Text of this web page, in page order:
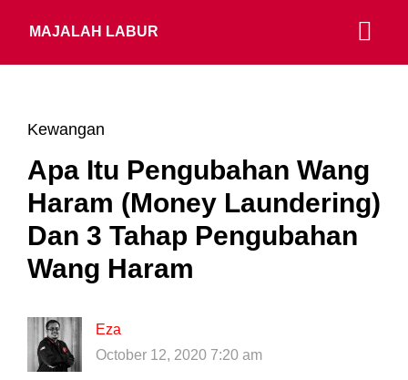
MAJALAH LABUR
Kewangan
Apa Itu Pengubahan Wang
Haram (Money Laundering)
Dan 3 Tahap Pengubahan
Wang Haram
Eza
October 12, 2020 7:20 am